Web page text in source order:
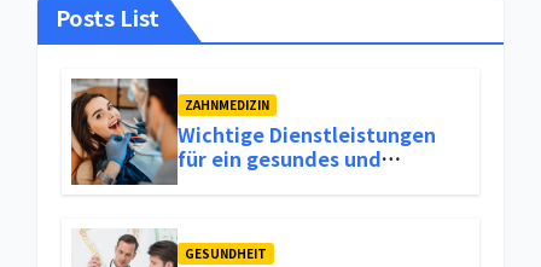
Posts List
ZAHNMEDIZIN
Wichtige Dienstleistungen
für ein gesundes und
GESUNDHEIT